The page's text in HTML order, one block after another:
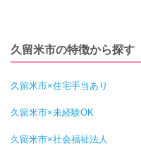
久留米市の特徴から探す
久留米市×住宅手当あり
久留米市×未経験OK
久留米市×社会福祉法人